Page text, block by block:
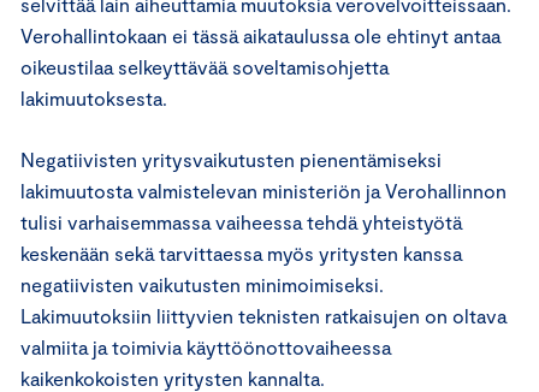
Verohallintokaan ei tässä aikataulussa ole ehtinyt antaa
oikeustilaa selkeyttävää soveltamisohjetta
lakimuutoksesta.
Negatiivisten yritysvaikutusten pienentämiseksi
lakimuutosta valmistelevan ministeriön ja Verohallinnon
tulisi varhaisemmassa vaiheessa tehdä yhteistyötä
keskenään sekä tarvittaessa myös yritysten kanssa
negatiivisten vaikutusten minimoimiseksi.
Lakimuutoksiin liittyvien teknisten ratkaisujen on oltava
valmiita ja toimivia käyttöönottovaiheessa
kaikenkokoisten yritysten kannalta.